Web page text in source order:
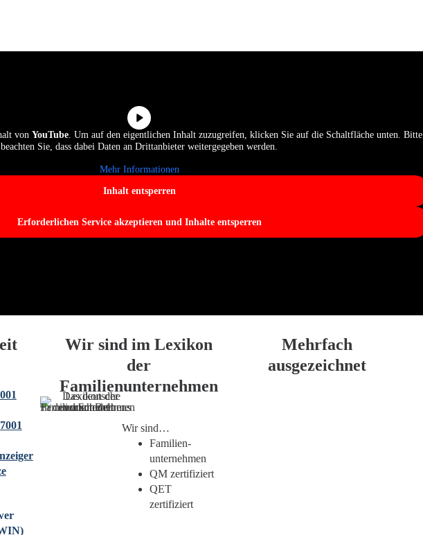
von YouTube. Um auf den eigentlichen Inhalt zuzugreifen, klicken Sie auf die Schaltfläche unten. Bitte
beachten Sie, dass dabei Daten an Drittanbieter weitergegeben werden.
Mehr Informationen
Inhalt entsperren
Erforderlichen Service akzeptieren und Inhalte entsperren
Wir sind im Lexikon
der
Familienunternehmen
Wir sind…
Familien­
unternehmen
QM zertifiziert
QET
zertifiziert
Mehrfach
ausgezeichnet